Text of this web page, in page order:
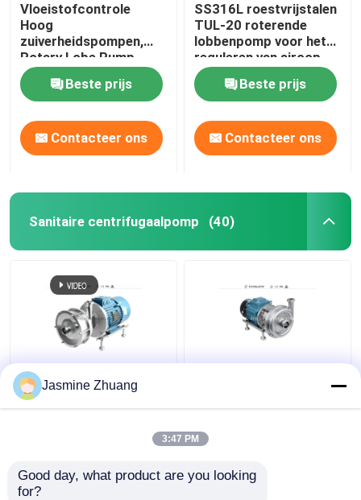
Vloeistofcontrole
Hoog
zuiverheidspompen,
Rotary Lobe Pump
Honney Commestic
Food Transfer
Beste prijs
Contacteer ons
SS316L roestvrijstalen
TUL-20 roterende
lobbenpomp voor het
reguleren van siroop,
snoep, chocolade en
farmaceutische
producten
Beste prijs
Contacteer ons
Sanitaire centrifugaalpomp (40)
Sanitaire
meerstadiumcentrifuge
met open waaier
Jasmine Zhuang
3:47 PM
Good day, what product are you looking
for?